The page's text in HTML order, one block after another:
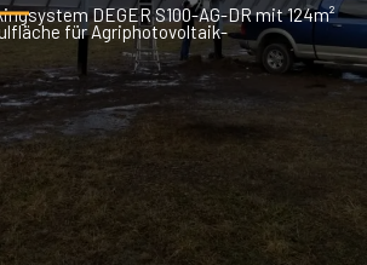
DEGER S100-AG-DR mit 124m²
für Agriphotovoltaik-